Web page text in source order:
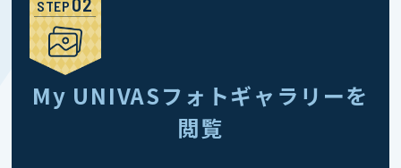
STEP
My UNIVASフォトギャラリーを
閲覧